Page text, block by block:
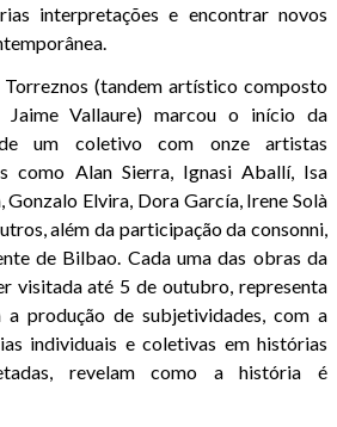
interpretações e encontrar novos
(tandem artístico composto
Vallaure) marcou o início da
um coletivo com onze artistas
como Alan Sierra, Ignasi Aballí, Isa
Elvira, Dora García, Irene Solà
além da participação da consonni,
de Bilbao. Cada uma das obras da
visitada até 5 de outubro, representa
a produção de subjetividades, com a
individuais e coletivas em histórias
revelam como a história é